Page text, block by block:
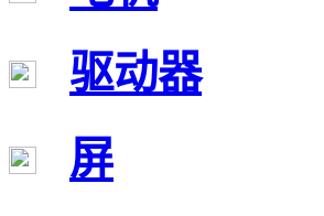
驱动器
屏